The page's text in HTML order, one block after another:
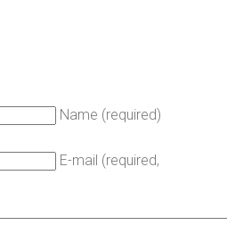
Name (required)
E-mail (required,